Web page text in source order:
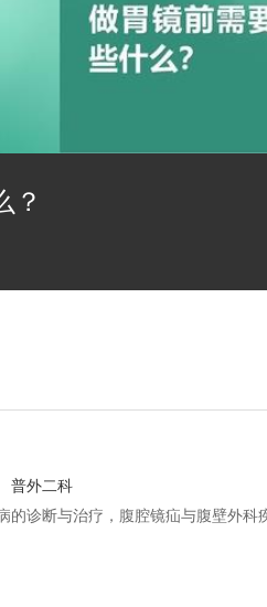
？
普外二科
的诊断与治疗，腹腔镜疝与腹壁外